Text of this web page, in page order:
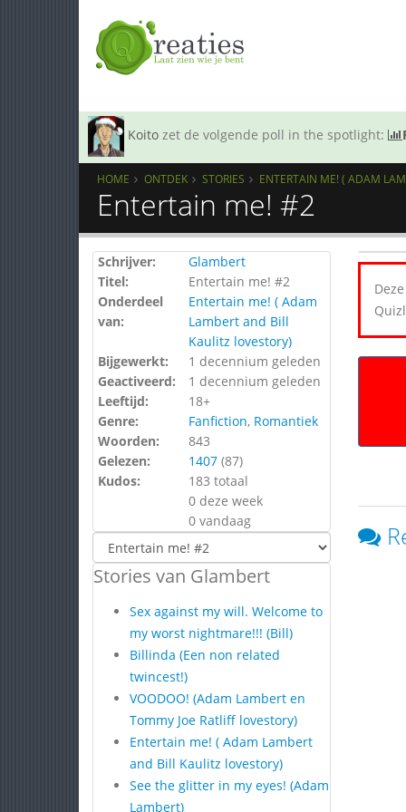
Koito zet de volgende poll in the spotlight:
HOME ONTDEK STORIES ENTERTAIN ME! ( ADAM
Entertain me! #2
Schrijver:
Glambert
Titel:
Entertain me! #2
Onderdeel
van:
Entertain me! ( Adam
Lambert and Bill
Kaulitz lovestory)
Bijgewerkt:
1 decennium geleden
Geactiveerd:
1 decennium geleden
Leeftijd:
18+
Genre:
Fanfiction, Romantiek
Woorden:
843
Gelezen:
1407 (87)
Kudos:
183 totaal
0 deze week
0 vandaag
Stories van Glambert
Sex against my will. Welcome to
my worst nightmare!!! (Bill)
Billinda (Een non related
twincest!)
VOODOO! (Adam Lambert en
Tommy Joe Ratliff lovestory)
Entertain me! ( Adam Lambert
and Bill Kaulitz lovestory)
See the glitter in my eyes! (Adam
Lambert)